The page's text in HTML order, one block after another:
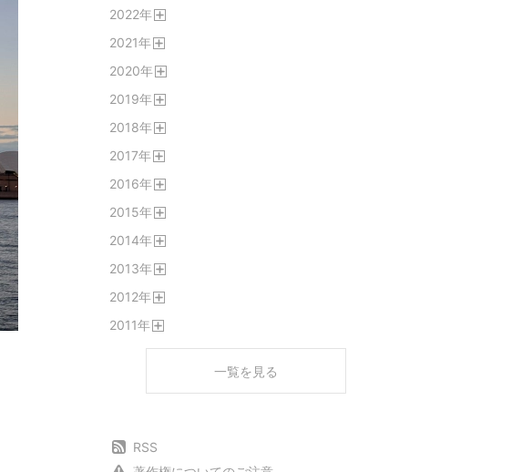
2022年
2021年
2020年
2019年
2018年
2017年
2016年
2015年
2014年
2013年
2012年
2011年
一覧を見る
RSS